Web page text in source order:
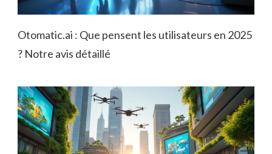
Otomatic.ai : Que pensent les utilisateurs en 2025
? Notre avis détaillé